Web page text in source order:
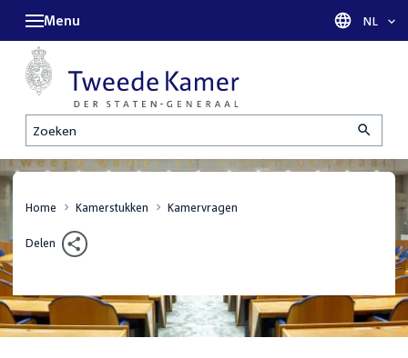
Zoeken
Menu Taal
NL
Home Kamerstukken Kamervragen
Delen